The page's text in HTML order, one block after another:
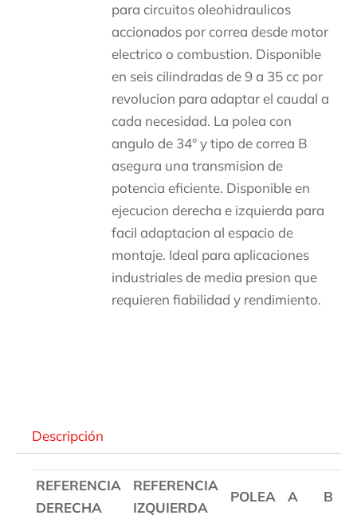
para circuitos oleohidraulicos
accionados por correa desde motor
electrico o combustion. Disponible
en seis cilindradas de 9 a 35 cc por
revolucion para adaptar el caudal a
cada necesidad. La polea con
angulo de 34° y tipo de correa B
asegura una transmision de
potencia eficiente. Disponible en
ejecucion derecha e izquierda para
facil adaptacion al espacio de
montaje. Ideal para aplicaciones
industriales de media presion que
requieren fiabilidad y rendimiento.
Descripción
REFERENCIA
DERECHA
REFERENCIA
IZQUIERDA
POLEA A B